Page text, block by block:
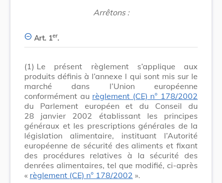
Arrêtons :
Art. 1er.
(1) Le présent règlement s’applique aux
produits définis à l’annexe I qui sont mis sur le
marché dans l’Union européenne
conformément au règlement (CE) n° 178/2002
du Parlement européen et du Conseil du
28 janvier 2002 établissant les principes
généraux et les prescriptions générales de la
législation alimentaire, instituant l’Autorité
européenne de sécurité des aliments et fixant
des procédures relatives à la sécurité des
denrées alimentaires, tel que modifié, ci-après
« règlement (CE) n° 178/2002 ».